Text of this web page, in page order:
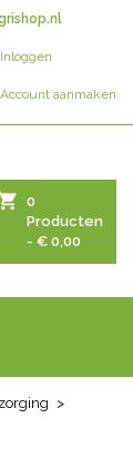
Inloggen
Account aanmaken
0
Producten
- € 0,00